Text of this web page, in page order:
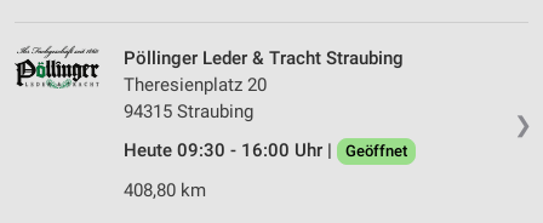
❯
Pöllinger Leder & Tracht Straubing
Theresienplatz 20
94315 Straubing
Heute 09:30 - 16:00 Uhr |
Geöffnet
408,80 km